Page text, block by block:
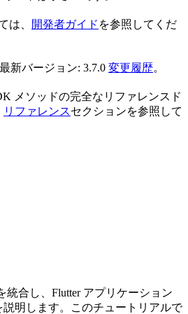
は、 開発者ガイド を参照してくだ
新バージョン: 3.7.0 変更履歴。
メソッドの完全なリファレンスド
リファレンスセクションを参照して
統合し、Flutter アプリケーション
明します。このチュートリアルで